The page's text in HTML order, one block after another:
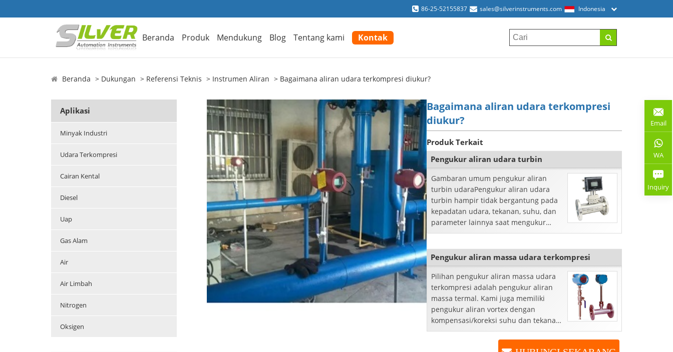
86-25-52155837 sales@silverinstruments.com Indonesia
Beranda Produk Mendukung Blog Tentang kami Kontak
Beranda Dukungan Referensi Teknis Instrumen Aliran Bagaimana aliran udara terkompresi diukur?
Aplikasi
Minyak Industri
Udara Terkompresi
Cairan Kental
Diesel
Uap
Gas Alam
Air
Air Limbah
Nitrogen
Oksigen
Bagaimana aliran udara terkompresi
diukur?
Produk Terkait
Pengukur aliran udara turbin
Gambaran umum pengukur aliran
turbin udaraPengukur aliran udara
turbin hampir tidak bergantung pada
kepadatan udara, tekanan, suhu, dan
parameter lainnya saat mengukur
aliran udara volumetrik.
Pengukur aliran massa udara terkompresi
Pilihan pengukur aliran massa udara
terkompresi adalah pengukur aliran
massa termal. Kami juga memiliki
pengukur aliran vortex dengan
kompensasi/koreksi suhu dan tekanan
bawaan yang dapat membaca...
Email
WA
Inquiry